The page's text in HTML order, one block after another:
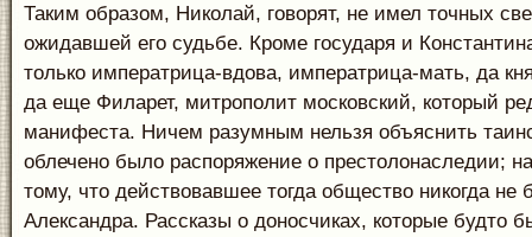
Таким образом, Николай, говорят, не имел точных
ожидавшей его судьбе. Кроме государя и
только императрица-вдова, императрица-мать, да
да еще Филарет, митрополит московский, который
манифеста. Ничем разумным нельзя объяснить
облечено было распоряжение о престолонаследии;
тому, что действовавшее тогда общество никогда не
Александра. Рассказы о доносчиках, которые будто